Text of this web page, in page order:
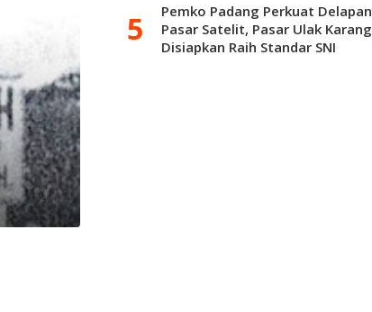
Pemko Padang Perkuat Delapan
Pasar Satelit, Pasar Ulak Karang
Disiapkan Raih Standar SNI